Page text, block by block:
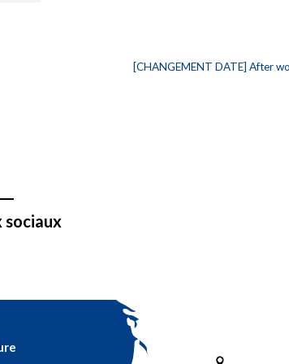
[CHANGEMENT DATE] After
sociaux